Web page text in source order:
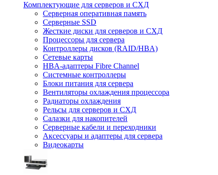
Комплектующие для серверов и СХД
Серверная оперативная память
Серверные SSD
Жесткие диски для серверов и СХД
Процессоры для сервера
Контроллеры дисков (RAID/HBA)
Сетевые карты
HBA-адаптеры Fibre Channel
Системные контроллеры
Блоки питания для сервера
Вентиляторы охлаждения процессора
Радиаторы охлаждения
Рельсы для серверов и СХД
Салазки для накопителей
Серверные кабели и переходники
Аксессуары и адаптеры для сервера
Видеокарты